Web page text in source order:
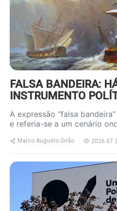
FALSA BANDEIRA:
INSTRUMENTO
A expressão “falsa
e referia-se a um cenário
Marco Augusto Girão
https://www.ruadireita.pt/wp-
content/uploads/2026/07/
800x600.jpg